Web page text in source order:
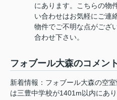
にあります。こちらの物
い合わせはお気軽にご連
物件でご不明な点がござ
合わせ下さい。
フォブール大森のコメン
新着情報：フォブール大森の空
は三豊中学校が1401m以内にあ